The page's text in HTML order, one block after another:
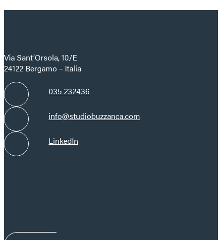
Via Sant’Orsola, 10/E
24122 Bergamo – Italia
035 232436
info@studiobuzzanca.com
LinkedIn